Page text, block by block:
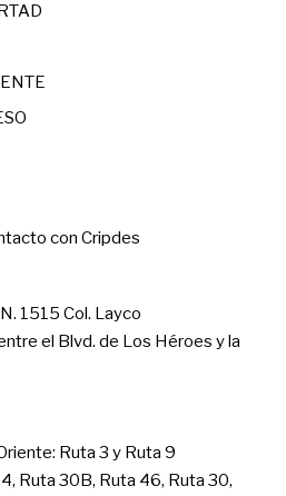
con Cripdes
1515 Col. Layco
el Blvd. de Los Héroes y la
Ruta 3 y Ruta 9
Ruta 30B, Ruta 46, Ruta 30,